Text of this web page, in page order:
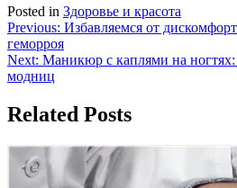
Posted in Здоровье и красота
Навигация
по
записям
Previous: Избавляемся от
геморроя
Next: Маникюр с каплями на
модниц
Related Posts